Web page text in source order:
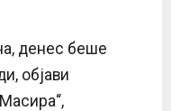
денес беше
објави